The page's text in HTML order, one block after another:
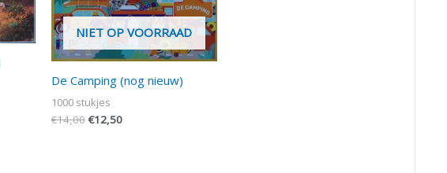
NIET OP VOORRAAD
De Camping (nog nieuw)
1000 stukjes
€14,00 €12,50